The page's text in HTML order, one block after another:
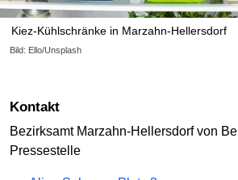
Kiez-Kühlschränke in Marzahn-Hellersdorf
Bild: Ello/Unsplash
Kontakt
Bezirksamt Marzahn-Hellersdorf von
Pressestelle